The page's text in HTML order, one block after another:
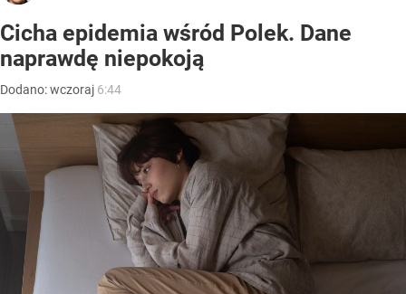
Cicha epidemia wśród Polek. Dane
naprawdę niepokoją
Dodano:wczoraj 6:44